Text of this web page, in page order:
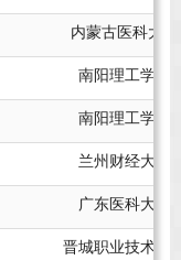
内蒙古医科大学
南阳理工学院
南阳理工学院
兰州财经大学
广东医科大学
晋城职业技术学